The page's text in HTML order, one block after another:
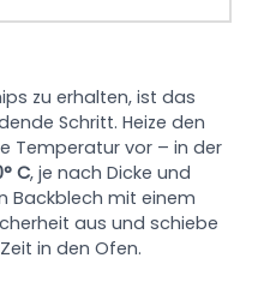
zu erhalten, ist das
Schritt. Heize den
Temperatur vor – in der
C, je nach Dicke und
Backblech mit einem
aus und schiebe
in den Ofen.